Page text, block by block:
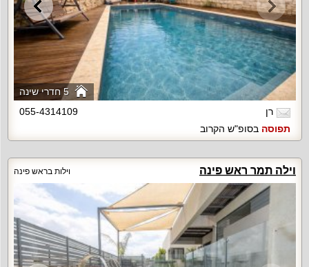
5 חדרי שינה
רן
055-4314109
תפוסה בסופ"ש הקרוב
וילה תמר ראש פינה וילות בראש פינה